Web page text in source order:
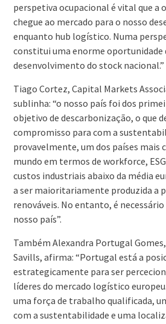
perspetiva ocupacional é vital que a
chegue ao mercado para o nosso
enquanto hub logístico. Numa
constitui uma enorme oportunidade
desenvolvimento do stock nacional.”
Tiago Cortez, Capital Markets
sublinha: “o nosso país foi dos
objetivo de descarbonização, o que
compromisso para com a
provavelmente, um dos países mais
mundo em termos de workforce,
custos industriais abaixo da média
a ser maioritariamente produzida a
renováveis. No entanto, é
nosso país”.
Também Alexandra Portugal
Savills, afirma: “Portugal está a
estrategicamente para ser
líderes do mercado logístico
uma força de trabalho qualificada,
com a sustentabilidade e uma